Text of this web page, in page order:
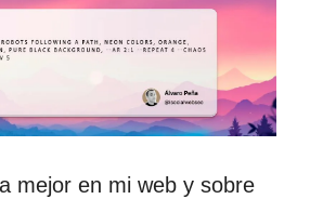
mejor en mi web y sobre